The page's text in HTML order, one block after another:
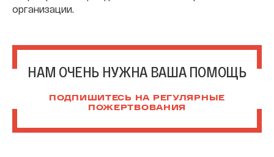
организации.
НАМ ОЧЕНЬ НУЖНА ВАША ПОМОЩЬ
ПОДПИШИТЕСЬ НА РЕГУЛЯРНЫЕ
ПОЖЕРТВОВАНИЯ